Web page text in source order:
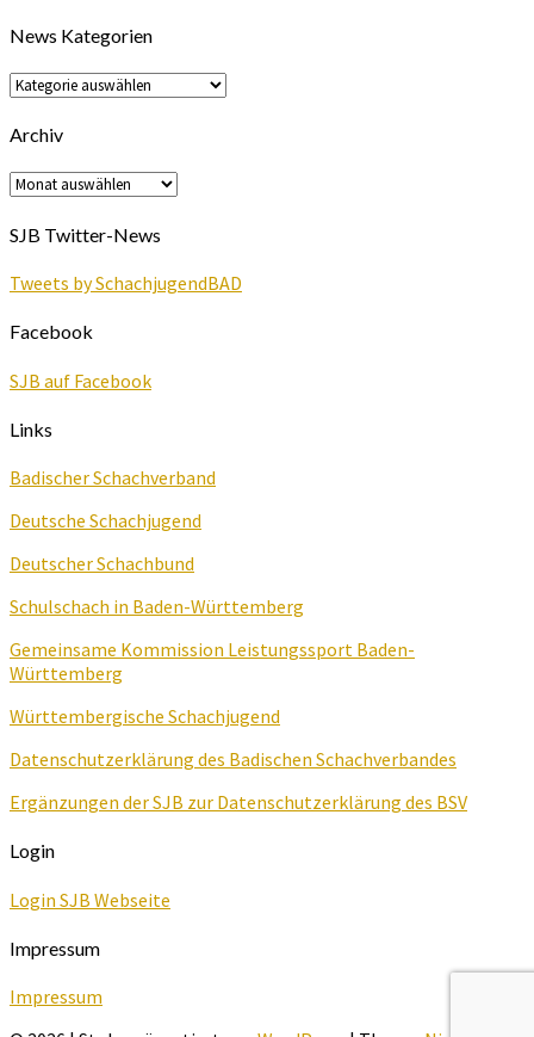
News Kategorien
News
Kategorien
Archiv
Archiv
SJB Twitter-News
Tweets by SchachjugendBAD
Facebook
SJB auf Facebook
Links
Badischer Schachverband
Deutsche Schachjugend
Deutscher Schachbund
Schulschach in Baden-Württemberg
Gemeinsame Kommission Leistungssport Baden-
Württemberg
Württembergische Schachjugend
Datenschutzerklärung des Badischen Schachverbandes
Ergänzungen der SJB zur Datenschutzerklärung des BSV
Login
Login SJB Webseite
Impressum
Impressum